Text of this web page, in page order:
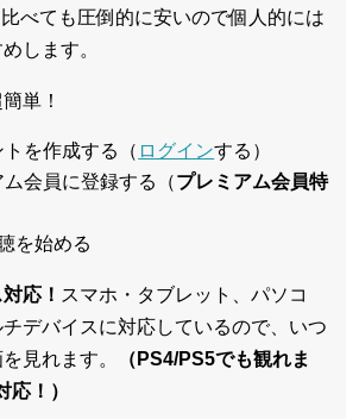
べても圧倒的に安いので個人的には
します。
単！
を作成する（ ログインする）
会員に登録する（プレミアム会員特
を始める
応！ スマホ・タブレット、パソコ
デバイスに対応しているので、いつ
見れます。
（PS4/PS5でも観れま
！）